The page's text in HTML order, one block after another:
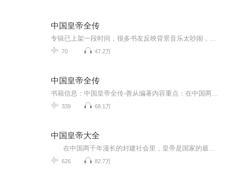
中国皇帝全传
70 47.2万
中国皇帝全传
339 68.1万
中国皇帝大全
626 82.7万